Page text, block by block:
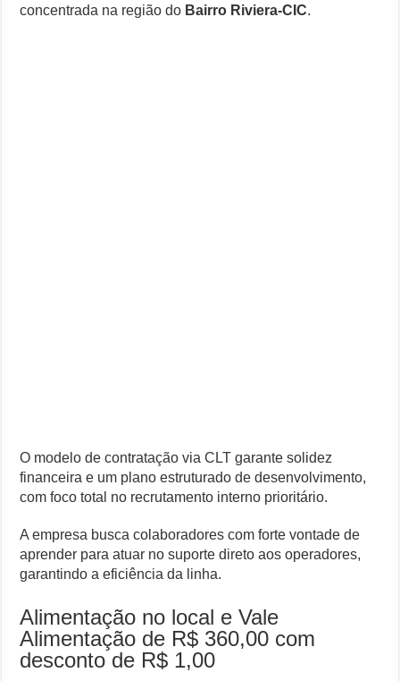
concentrada na região do Bairro Riviera-CIC.
O modelo de contratação via CLT garante solidez
financeira e um plano estruturado de desenvolvimento,
com foco total no recrutamento interno prioritário.
A empresa busca colaboradores com forte vontade de
aprender para atuar no suporte direto aos operadores,
garantindo a eficiência da linha.
Alimentação no local e Vale
Alimentação de R$ 360,00 com
desconto de R$ 1,00